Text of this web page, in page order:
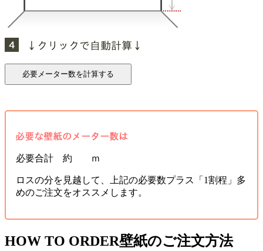
必要合計 約 ｍ
ロスの分を見越して、上記の必要数プラス「1割程」多
めのご注文をオススメします。
HOW TO ORDER壁紙のご注文方法